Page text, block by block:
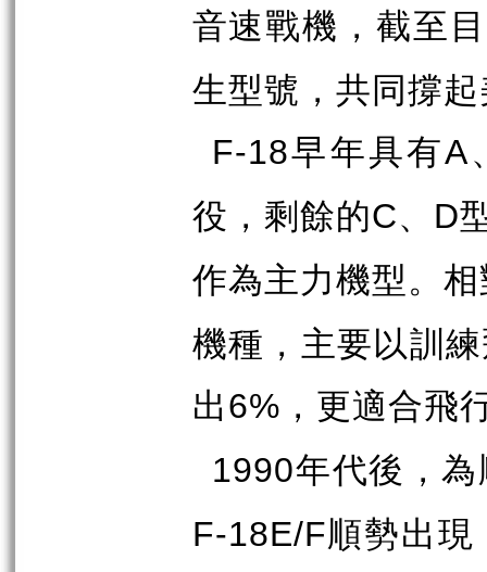
音速戰機，截至
生型號，共同撐
F-18早年具有A
役，剩餘的C、 D
作為主力機型。
機種，主要以訓
出6% ，更適合飛
1990年代後，
F-18E/F順勢出